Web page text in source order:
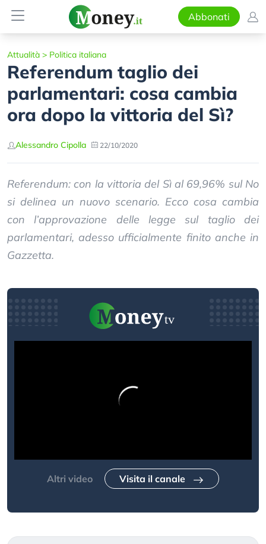
Abbonati
Attualità > Politica italiana
Referendum taglio dei
parlamentari: cosa cambia
ora dopo la vittoria del Sì?
Alessandro Cipolla 22/10/2020
Referendum: con la vittoria del Sì al 69,96% sul No
si delinea un nuovo scenario. Ecco cosa cambia
con l’approvazione delle legge sul taglio dei
parlamentari, adesso ufficialmente finito anche in
Gazzetta.
Altri video Visita il canale